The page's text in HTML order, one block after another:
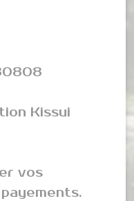
Kissui
vos